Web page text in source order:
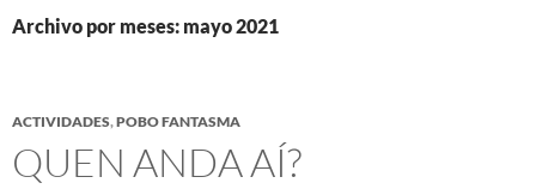
Archivo por meses: mayo 2021
ACTIVIDADES,POBO FANTASMA
QUEN ANDA AÍ?